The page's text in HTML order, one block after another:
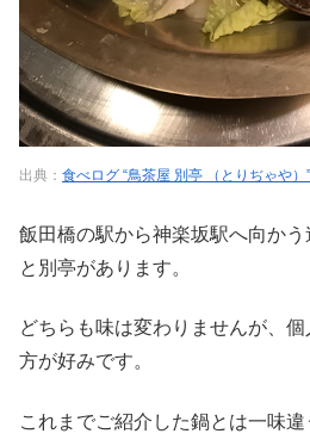
出典： 食べログ “鳥茶屋 別亭 （とりぢゃや）”
飯田橋の駅から神楽坂駅へ向か
と別亭があります。
どちらも味は変わりませんが、
方が好みです。
これまでご紹介した鍋とは一味